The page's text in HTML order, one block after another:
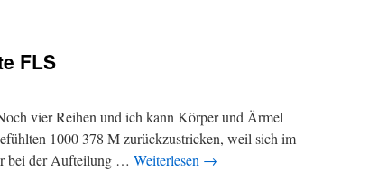
FLS
vier Reihen und ich kann Körper und Ärmel
1000 378 M zurückzustricken, weil sich im
bei der Aufteilung … Weiterlesen →